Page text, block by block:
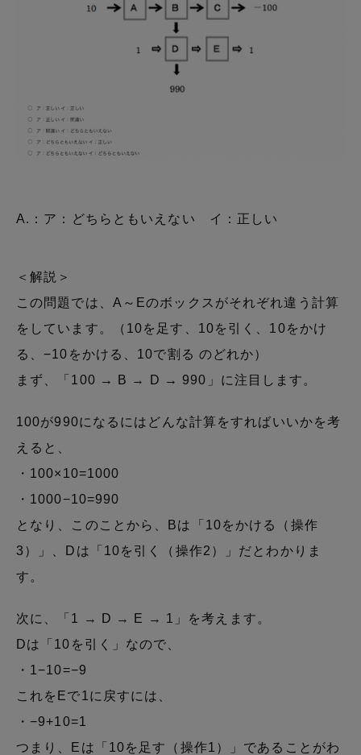
A.：ア：どちらともいえない イ：正しい
＜解説＞
この問題では、A～Eのボックスがそれぞれ違う計算
をしています。（10を足す、10を引く、10をかけ
る、−10をかける、10で割る のどれか）
まず、「100 → B → D → 990」に注目します。
100が990になるにはどんな計算をすればいいかを考
えると、
・100×10=1000
・1000−10=990
となり、このことから、Bは「10をかける（操作
3）」、Dは「10を引く（操作2）」だとわかりま
す。
次に、「1 → D → E → 1」を考えます。
Dは「10を引く」なので、
・1−10=−9
これをEで1に戻すには、
・−9+10=1
つまり、Eは「10を足す（操作1）」であることがわ